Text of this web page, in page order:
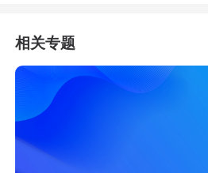
相关专题